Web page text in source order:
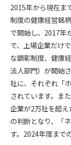
2015年から現在ま
制度の健康経営銘
で開始し、2017年
で、上場企業だけ
な顕彰制度、健康
法人部門）が開始
社に、それぞれ「
されています。ま
企業が2万社を超
の判断となり、「
す。2024年度まで